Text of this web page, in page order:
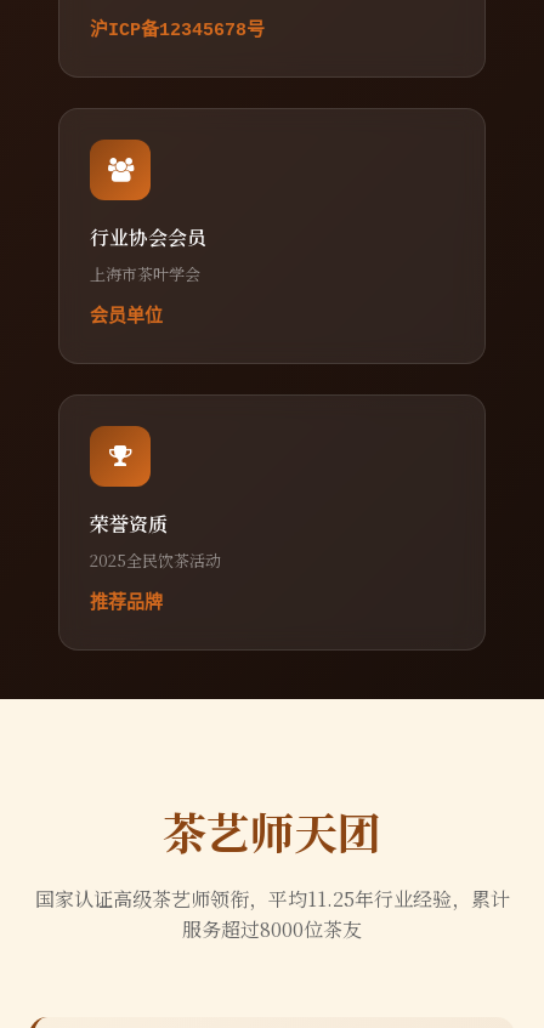
沪ICP备12345678号
行业协会会员
上海市茶叶学会
会员单位
荣誉资质
2025全民饮茶活动
推荐品牌
茶艺师天团
国家认证高级茶艺师领衔，平均11.25年行业经验，累计
服务超过8000位茶友